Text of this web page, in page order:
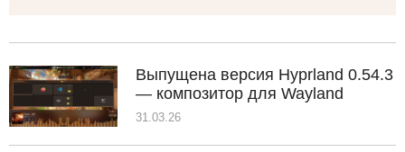
Выпущена версия Hyprland 0.54.3
— композитор для Wayland
31.03.26